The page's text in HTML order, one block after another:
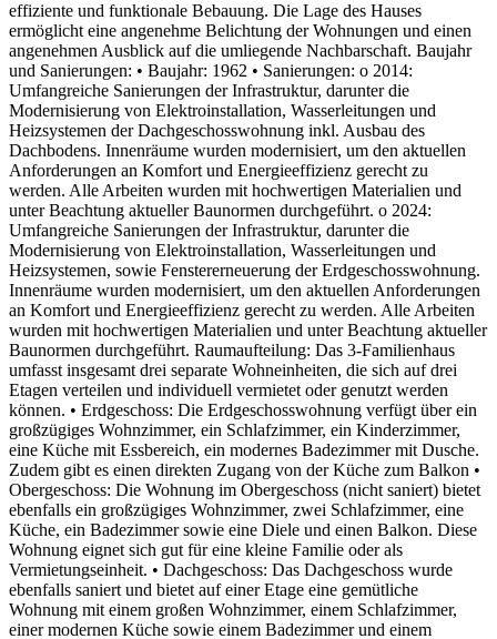
effiziente und funktionale Bebauung. Die Lage des Hauses
ermöglicht eine angenehme Belichtung der Wohnungen und einen
angenehmen Ausblick auf die umliegende Nachbarschaft. Baujahr
und Sanierungen: • Baujahr: 1962 • Sanierungen: o 2014:
Umfangreiche Sanierungen der Infrastruktur, darunter die
Modernisierung von Elektroinstallation, Wasserleitungen und
Heizsystemen der Dachgeschosswohnung inkl. Ausbau des
Dachbodens. Innenräume wurden modernisiert, um den aktuellen
Anforderungen an Komfort und Energieeffizienz gerecht zu
werden. Alle Arbeiten wurden mit hochwertigen Materialien und
unter Beachtung aktueller Baunormen durchgeführt. o 2024:
Umfangreiche Sanierungen der Infrastruktur, darunter die
Modernisierung von Elektroinstallation, Wasserleitungen und
Heizsystemen, sowie Fenstererneuerung der Erdgeschosswohnung.
Innenräume wurden modernisiert, um den aktuellen Anforderungen
an Komfort und Energieeffizienz gerecht zu werden. Alle Arbeiten
wurden mit hochwertigen Materialien und unter Beachtung aktueller
Baunormen durchgeführt. Raumaufteilung: Das 3-Familienhaus
umfasst insgesamt drei separate Wohneinheiten, die sich auf drei
Etagen verteilen und individuell vermietet oder genutzt werden
können. • Erdgeschoss: Die Erdgeschosswohnung verfügt über ein
großzügiges Wohnzimmer, ein Schlafzimmer, ein Kinderzimmer,
eine Küche mit Essbereich, ein modernes Badezimmer mit Dusche.
Zudem gibt es einen direkten Zugang von der Küche zum Balkon •
Obergeschoss: Die Wohnung im Obergeschoss (nicht saniert) bietet
ebenfalls ein großzügiges Wohnzimmer, zwei Schlafzimmer, eine
Küche, ein Badezimmer sowie eine Diele und einen Balkon. Diese
Wohnung eignet sich gut für eine kleine Familie oder als
Vermietungseinheit. • Dachgeschoss: Das Dachgeschoss wurde
ebenfalls saniert und bietet auf einer Etage eine gemütliche
Wohnung mit einem großen Wohnzimmer, einem Schlafzimmer,
einer modernen Küche sowie einem Badezimmer und einem